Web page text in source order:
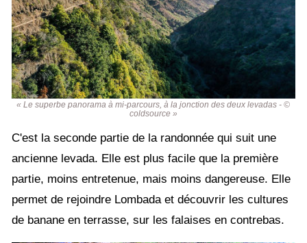
« Le superbe panorama à mi-parcours, à la jonction des deux levadas - ©
coldsource »
C'est la seconde partie de la randonnée qui suit une
ancienne levada. Elle est plus facile que la première
partie, moins entretenue, mais moins dangereuse. Elle
permet de rejoindre Lombada et découvrir les cultures
de banane en terrasse, sur les falaises en contrebas.